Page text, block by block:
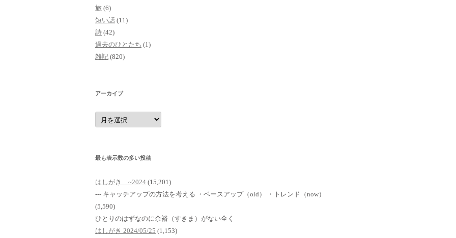
旅 (6)
短い話 (11)
詩 (42)
過去のひとたち (1)
雑記 (820)
アーカイブ
ア
イ
ブ
最も表示数の多い投稿
はしがき ~2024 (15,201)
--- キャッチアップの方法を考える ・ベースアップ（old） ・トレンド（now）
(5,590)
ひとりのはずなのに余裕（すきま）がない全く
はしがき 2024/05/25 (1,153)